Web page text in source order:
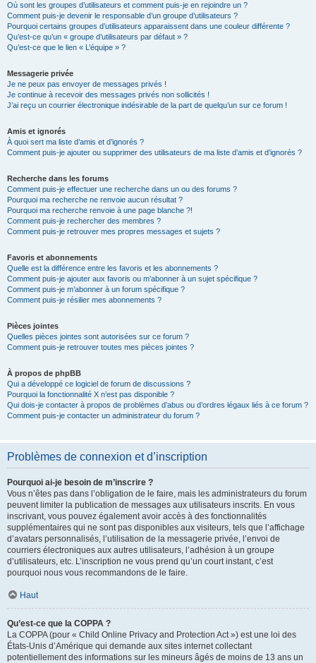
Où sont les groupes d’utilisateurs et comment puis-je en rejoindre un ?
Comment puis-je devenir le responsable d’un groupe d’utilisateurs ?
Pourquoi certains groupes d’utilisateurs apparaissent dans une couleur différente ?
Qu’est-ce qu’un « groupe d’utilisateurs par défaut » ?
Qu’est-ce que le lien « L’équipe » ?
Messagerie privée
Je ne peux pas envoyer de messages privés !
Je continue à recevoir des messages privés non sollicités !
J’ai reçu un courrier électronique indésirable de la part de quelqu’un sur ce forum !
Amis et ignorés
À quoi sert ma liste d’amis et d’ignorés ?
Comment puis-je ajouter ou supprimer des utilisateurs de ma liste d’amis et d’ignorés ?
Recherche dans les forums
Comment puis-je effectuer une recherche dans un ou des forums ?
Pourquoi ma recherche ne renvoie aucun résultat ?
Pourquoi ma recherche renvoie à une page blanche ?!
Comment puis-je rechercher des membres ?
Comment puis-je retrouver mes propres messages et sujets ?
Favoris et abonnements
Quelle est la différence entre les favoris et les abonnements ?
Comment puis-je ajouter aux favoris ou m’abonner à un sujet spécifique ?
Comment puis-je m’abonner à un forum spécifique ?
Comment puis-je résilier mes abonnements ?
Pièces jointes
Quelles pièces jointes sont autorisées sur ce forum ?
Comment puis-je retrouver toutes mes pièces jointes ?
À propos de phpBB
Qui a développé ce logiciel de forum de discussions ?
Pourquoi la fonctionnalité X n’est pas disponible ?
Qui dois-je contacter à propos de problèmes d’abus ou d’ordres légaux liés à ce forum ?
Comment puis-je contacter un administrateur du forum ?
Problèmes de connexion et d’inscription
Pourquoi ai-je besoin de m’inscrire ?
Vous n’êtes pas dans l’obligation de le faire, mais les administrateurs du forum
peuvent limiter la publication de messages aux utilisateurs inscrits. En vous
inscrivant, vous pouvez également avoir accès à des fonctionnalités
supplémentaires qui ne sont pas disponibles aux visiteurs, tels que l’affichage
d’avatars personnalisés, l’utilisation de la messagerie privée, l’envoi de
courriers électroniques aux autres utilisateurs, l’adhésion à un groupe
d’utilisateurs, etc. L’inscription ne vous prend qu’un court instant, c’est
pourquoi nous vous recommandons de le faire.
Haut
Qu’est-ce que la COPPA ?
La COPPA (pour « Child Online Privacy and Protection Act ») est une loi des
États-Unis d’Amérique qui demande aux sites internet collectant
potentiellement des informations sur les mineurs âgés de moins de 13 ans un